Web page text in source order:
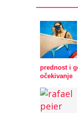
prednost i
očekivanje